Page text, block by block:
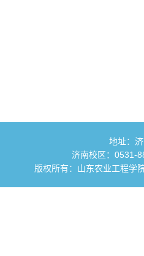
地址：
济南校区：0531-
版权所有：山东农业工程学